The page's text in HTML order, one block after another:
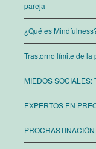
pareja
¿Qué es
Trastorno límite de la
MIEDOS
EXPERTOS EN